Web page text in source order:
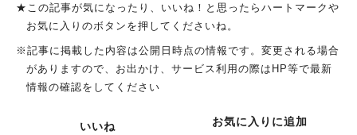
★この記事が気になったり、いいね！と思ったらハートマークや
お気に入りのボタンを押してくださいね。
※記事に掲載した内容は公開日時点の情報です。変更される場合
がありますので、お出かけ、サービス利用の際はHP等で最新
情報の確認をしてください
いいね お気に入りに追加